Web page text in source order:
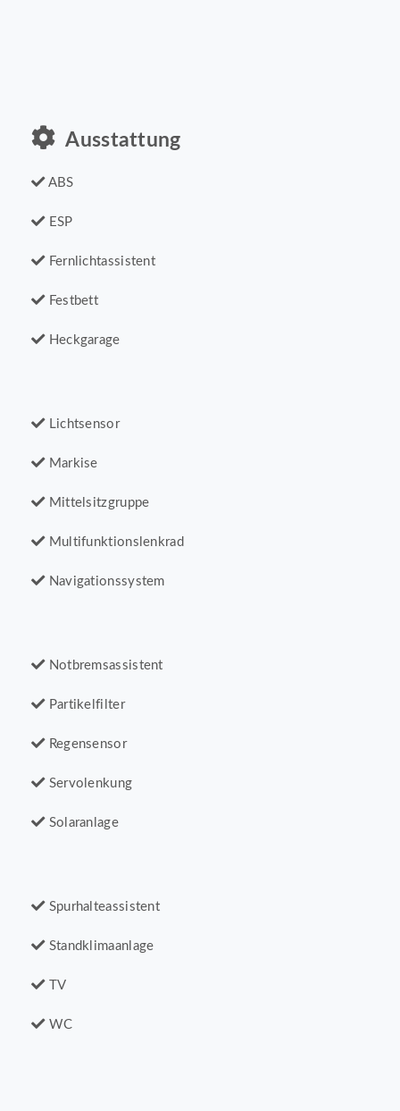
Ausstattung
ABS
ESP
Fernlichtassistent
Festbett
Heckgarage
Lichtsensor
Markise
Mittelsitzgruppe
Multifunktionslenkrad
Navigationssystem
Notbremsassistent
Partikelfilter
Regensensor
Servolenkung
Solaranlage
Spurhalteassistent
Standklimaanlage
TV
WC